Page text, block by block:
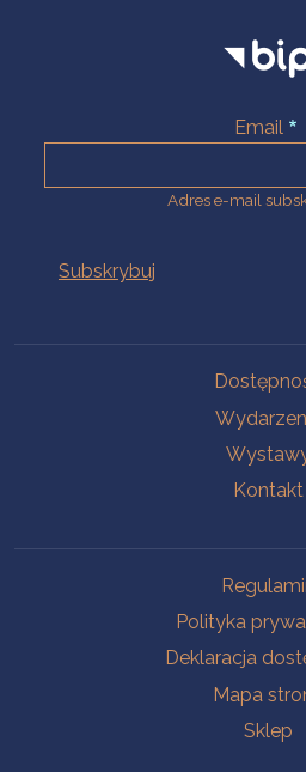
Email
Adres e-mail
Kontakt
Polityka
Deklaracja
Mapa
Sklep